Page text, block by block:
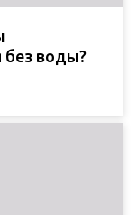
без воды?